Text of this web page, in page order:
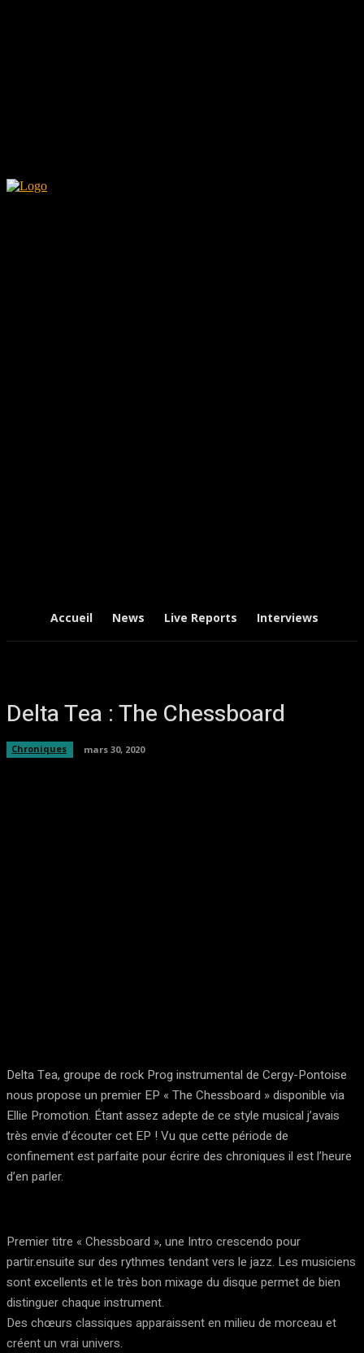
Accueil News Live Reports Interviews
Delta Tea : The Chessboard
Chroniques mars 30, 2020
Delta Tea, groupe de rock Prog instrumental de Cergy-Pontoise
nous propose un premier EP « The Chessboard » disponible via
Ellie Promotion. Étant assez adepte de ce style musical j’avais
très envie d’écouter cet EP ! Vu que cette période de
confinement est parfaite pour écrire des chroniques il est l’heure
d’en parler.
Premier titre « Chessboard », une Intro crescendo pour
partir.ensuite sur des rythmes tendant vers le jazz. Les musiciens
sont excellents et le très bon mixage du disque permet de bien
distinguer chaque instrument.
Des chœurs classiques apparaissent en milieu de morceau et
créent un vrai univers.